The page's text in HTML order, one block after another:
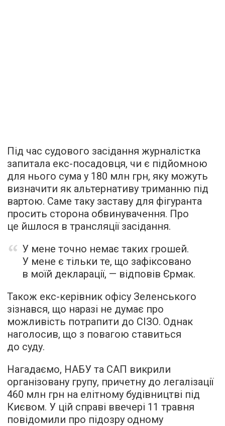
Під час судового засідання журналістка
запитала екс-посадовця, чи є підйомною
для нього сума у 180 млн грн, яку можуть
визначити як альтернативу триманню під
вартою. Саме таку заставу для фігуранта
просить сторона обвинувачення. Про
це йшлося в трансляції засідання.
У мене точно немає таких грошей.
У мене є тільки те, що зафіксовано
в моїй декларації, — відповів Єрмак.
Також екс-керівник офісу Зеленського
зізнався, що наразі не думає про
можливість потрапити до СІЗО. Однак
наголосив, що з повагою ставиться
до суду.
Нагадаємо, НАБУ та САП викрили
організовану групу, причетну до легалізації
460 млн грн на елітному будівництві під
Києвом. У цій справі ввечері 11 травня
повідомили про підозру одному